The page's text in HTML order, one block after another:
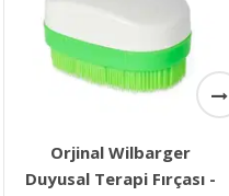
Orjinal Wilbarger
Duyusal Terapi Fırçası -